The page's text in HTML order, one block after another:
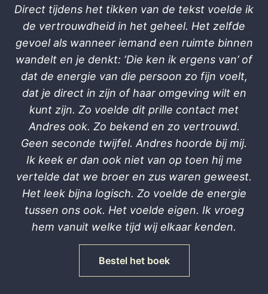
Direct tijdens het tikken van de tekst voelde ik
de vertrouwdheid in het geheel. Het zelfde
gevoel als wanneer iemand een ruimte binnen
wandelt en je denkt: ‘Die ken ik ergens van’ of
dat de energie van die persoon zo fijn voelt,
dat je direct in zijn of haar omgeving wilt en
kunt zijn. Zo voelde dit prille contact met
Andres ook. Zo bekend en zo vertrouwd.
Geen seconde twijfel. Andres hoorde bij mij.
Ik keek er dan ook niet van op toen hij me
vertelde dat we broer en zus waren geweest.
Het leek bijna logisch. Zo voelde de energie
tussen ons ook. Het voelde eigen. Ik vroeg
hem vanuit welke tijd wij elkaar kenden.
Bestel het boek